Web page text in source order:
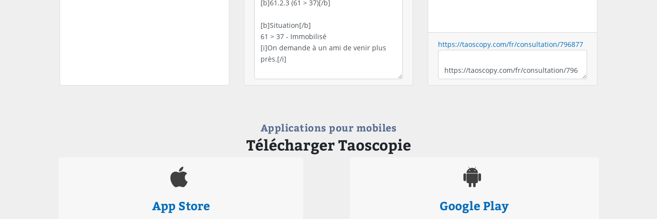
https://taoscopy.com/fr/consultation/796877
Applications pour mobiles
Télécharger Taoscopie
App Store Google Play